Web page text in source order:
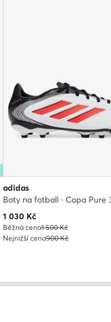
adidas
Aktuální cena
1 030Kč
Běžná cena1 500 Kč
Nejnižší cena900 Kč